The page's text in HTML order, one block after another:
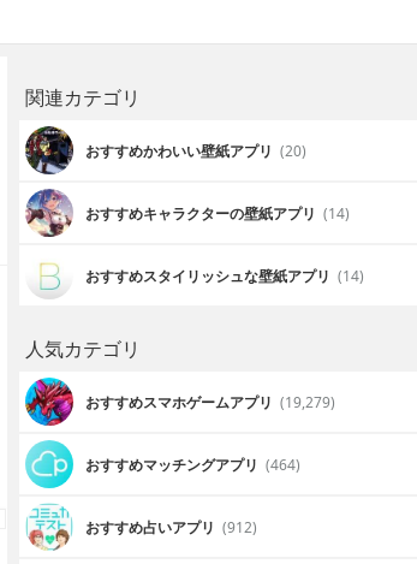
関連カテゴリ
おすすめかわいい壁紙アプリ (20)
おすすめキャラクターの壁紙アプリ (14)
おすすめスタイリッシュな壁紙アプリ (14)
人気カテゴリ
おすすめスマホゲームアプリ (19,279)
おすすめマッチングアプリ (464)
おすすめ占いアプリ (912)